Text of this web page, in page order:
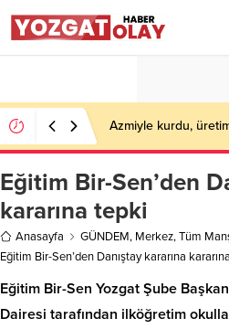
Azmiyle kurdu,
Eğitim Bir-Sen’den
kararına tepki
Anasayfa GÜNDEM, Merkez,Tüm
Eğitim Bir-Sen’den Danıştay kararına
Eğitim Bir-Sen Yozgat Şube
Dairesi tarafından ilköğretim